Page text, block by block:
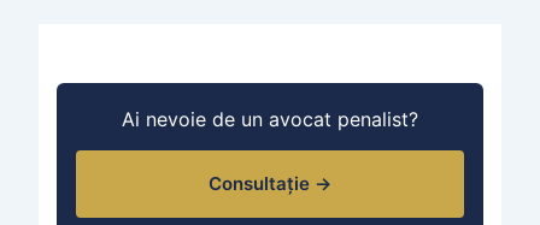
Ai nevoie de un avocat penalist?
Consultație →